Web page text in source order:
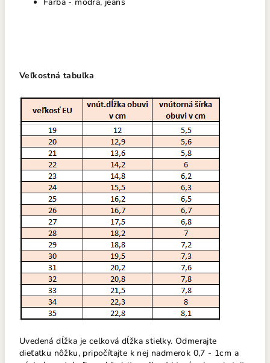
Veľkostná tabuľka
Uvedená dĺžka je celková dĺžka stielky. Odmerajte
dieťatku nôžku, pripočítajte k nej nadmerok 0,7 - 1cm a